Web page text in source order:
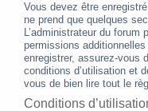
Vous devez être
ne prend que quelques
L’administrateur du forum
permissions
enregistrer, assurez-vous
conditions d’utilisation et
vous de bien lire tout le
Conditions